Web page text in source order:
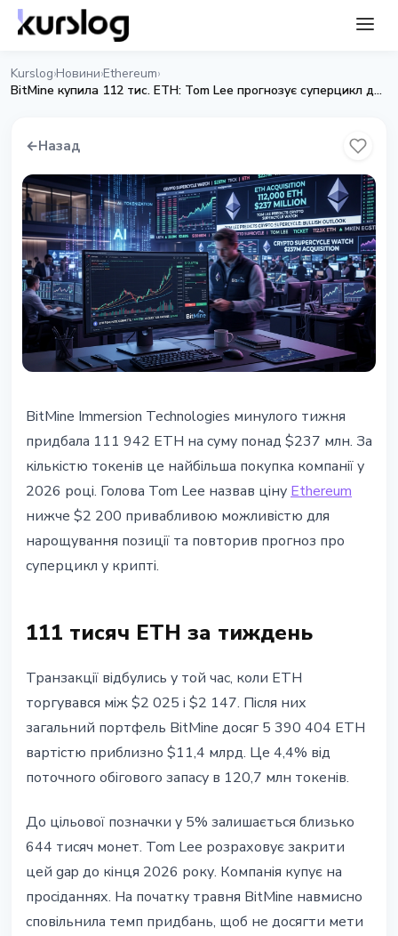
Kurslog›Новини›Ethereum›
BitMine купила 112 тис. ETH: Tom Lee прогнозує суперцикл для Ethereum
←Назад
BitMine купила 112 тис. ETH: Tom
Lee прогнозує суперцикл для
Ethereum
27 травня 2026 р.3 хв читання
Наталія Дорофєєва
BitMine Immersion Technologies минулого тижня
придбала 111 942 ETH на суму понад $237 млн. За
кількістю токенів це найбільша покупка компанії у
2026 році. Голова Tom Lee назвав ціну Ethereum
нижче $2 200 привабливою можливістю для
нарощування позиції та повторив прогноз про
суперцикл у крипті.
111 тисяч ETH за тиждень
Транзакції відбулись у той час, коли ETH
торгувався між $2 025 і $2 147. Після них
загальний портфель BitMine досяг 5 390 404 ETH
вартістю приблизно $11,4 млрд. Це 4,4% від
поточного обігового запасу в 120,7 млн токенів.
До цільової позначки у 5% залишається близько
644 тисяч монет. Tom Lee розраховує закрити
цей gap до кінця 2026 року. Компанія купує на
просіданнях. На початку травня BitMine навмисно
сповільнила темп придбань, щоб не досягти мети